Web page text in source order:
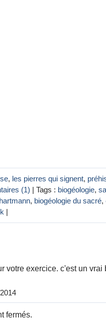
, les pierres qui signent,
(1) | Tags : biogéologie,
, biogéologie du sacré,
|
votre exercice. c'est un vrai
fermés.